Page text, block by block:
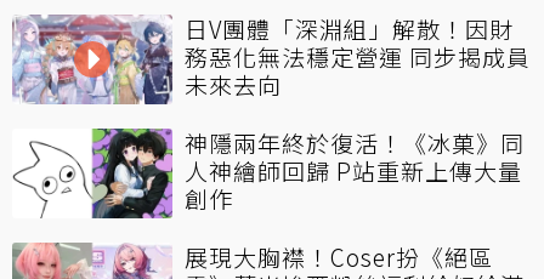
日V團體「深淵組」解散！因財
務惡化無法穩定營運 同步揭成員
未來去向
神隱兩年終於復活！《冰菓》同
人神繪師回歸 P站重新上傳大量
創作
展現大胸襟！Coser扮《絕區